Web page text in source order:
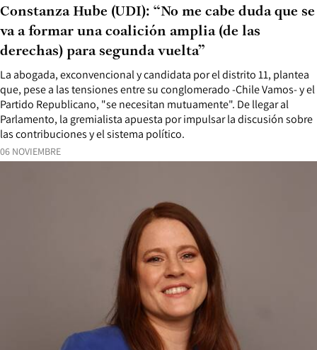
06 NOVIEMBRE
La abogada, exconvencional y candidata por el distrito 11, plantea
que, pese a las tensiones entre su conglomerado -Chile Vamos- y el
Partido Republicano, "se necesitan mutuamente". De llegar al
Parlamento, la gremialista apuesta por impulsar la discusión sobre
las contribuciones y el sistema político.
Constanza Hube (UDI): “No me cabe duda que se
va a formar una coalición amplia (de las
derechas) para segunda vuelta”